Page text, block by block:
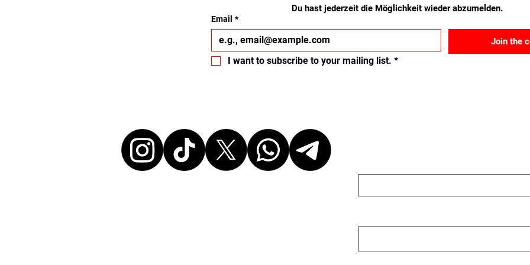
Du hast jederzeit die Möglichkeit wieder abzumelden.
Email *
Join the
I want to subscribe to your mailing list. *